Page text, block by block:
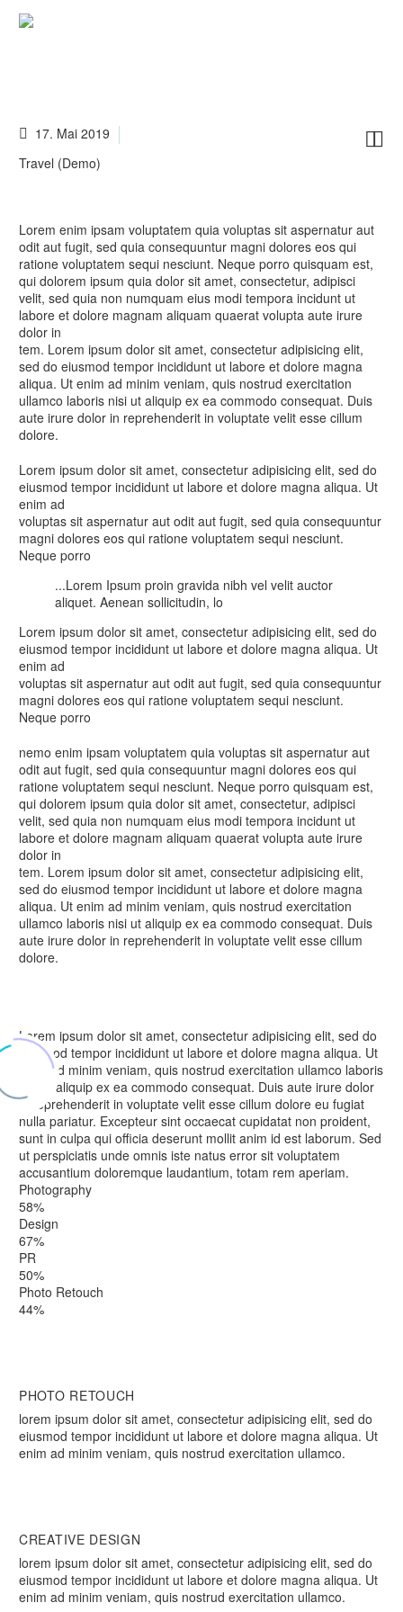
Capturing the moments

17. Mai 2019
Travel (Demo)
Lorem enim ipsam voluptatem quia voluptas sit aspernatur aut
odit aut fugit, sed quia consequuntur magni dolores eos qui
ratione voluptatem sequi nesciunt. Neque porro quisquam est,
qui dolorem ipsum quia dolor sit amet, consectetur, adipisci
velit, sed quia non numquam eius modi tempora incidunt ut
labore et dolore magnam aliquam quaerat volupta aute irure
dolor in
tem. Lorem ipsum dolor sit amet, consectetur adipisicing elit,
sed do eiusmod tempor incididunt ut labore et dolore magna
aliqua. Ut enim ad minim veniam, quis nostrud exercitation
ullamco laboris nisi ut aliquip ex ea commodo consequat. Duis
aute irure dolor in reprehenderit in voluptate velit esse cillum
dolore.
Lorem ipsum dolor sit amet, consectetur adipisicing elit, sed do
eiusmod tempor incididunt ut labore et dolore magna aliqua. Ut
enim ad
voluptas sit aspernatur aut odit aut fugit, sed quia consequuntur
magni dolores eos qui ratione voluptatem sequi nesciunt.
Neque porro
...Lorem Ipsum proin gravida nibh vel velit auctor
aliquet. Aenean sollicitudin, lo
Lorem ipsum dolor sit amet, consectetur adipisicing elit, sed do
eiusmod tempor incididunt ut labore et dolore magna aliqua. Ut
enim ad
voluptas sit aspernatur aut odit aut fugit, sed quia consequuntur
magni dolores eos qui ratione voluptatem sequi nesciunt.
Neque porro
nemo enim ipsam voluptatem quia voluptas sit aspernatur aut
odit aut fugit, sed quia consequuntur magni dolores eos qui
ratione voluptatem sequi nesciunt. Neque porro quisquam est,
qui dolorem ipsum quia dolor sit amet, consectetur, adipisci
velit, sed quia non numquam eius modi tempora incidunt ut
labore et dolore magnam aliquam quaerat volupta aute irure
dolor in
tem. Lorem ipsum dolor sit amet, consectetur adipisicing elit,
sed do eiusmod tempor incididunt ut labore et dolore magna
aliqua. Ut enim ad minim veniam, quis nostrud exercitation
ullamco laboris nisi ut aliquip ex ea commodo consequat. Duis
aute irure dolor in reprehenderit in voluptate velit esse cillum
dolore.
Lorem ipsum dolor sit amet, consectetur adipisicing elit, sed do
eiusmod tempor incididunt ut labore et dolore magna aliqua. Ut
enim ad minim veniam, quis nostrud exercitation ullamco laboris
nisi ut aliquip ex ea commodo consequat. Duis aute irure dolor
in reprehenderit in voluptate velit esse cillum dolore eu fugiat
nulla pariatur. Excepteur sint occaecat cupidatat non proident,
sunt in culpa qui officia deserunt mollit anim id est laborum. Sed
ut perspiciatis unde omnis iste natus error sit voluptatem
accusantium doloremque laudantium, totam rem aperiam.
Photography
58%
Design
67%
PR
50%
Photo Retouch
44%
PHOTO RETOUCH
lorem ipsum dolor sit amet, consectetur adipisicing elit, sed do
eiusmod tempor incididunt ut labore et dolore magna aliqua. Ut
enim ad minim veniam, quis nostrud exercitation ullamco.
CREATIVE DESIGN
lorem ipsum dolor sit amet, consectetur adipisicing elit, sed do
eiusmod tempor incididunt ut labore et dolore magna aliqua. Ut
enim ad minim veniam, quis nostrud exercitation ullamco.